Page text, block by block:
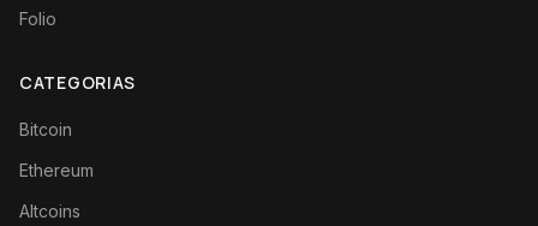
Folio
CATEGORIAS
Bitcoin
Ethereum
Altcoins